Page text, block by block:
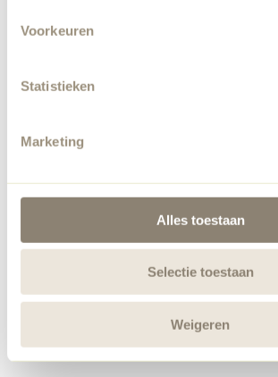
Voorkeuren
Statistieken
Marketing
Alles toestaan
Selectie toestaan
Weigeren